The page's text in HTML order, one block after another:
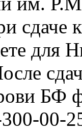
сдаче
для
БФ
00-